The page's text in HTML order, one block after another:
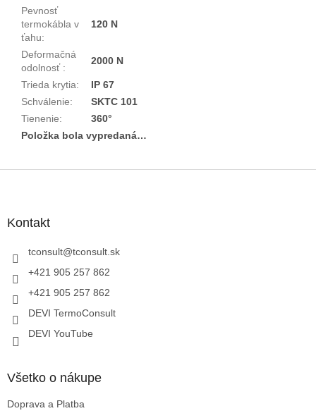
Pevnosť
termokábla v
ťahu:
120 N
Deformačná
odolnosť :
2000 N
Trieda krytia:
IP 67
Schválenie:
SKTC 101
Tienenie:
360°
Položka bola vypredaná…
Kontakt
tconsult@tconsult.sk
+421 905 257 862
+421 905 257 862
DEVI TermoConsult
DEVI YouTube
Všetko o nákupe
Doprava a Platba